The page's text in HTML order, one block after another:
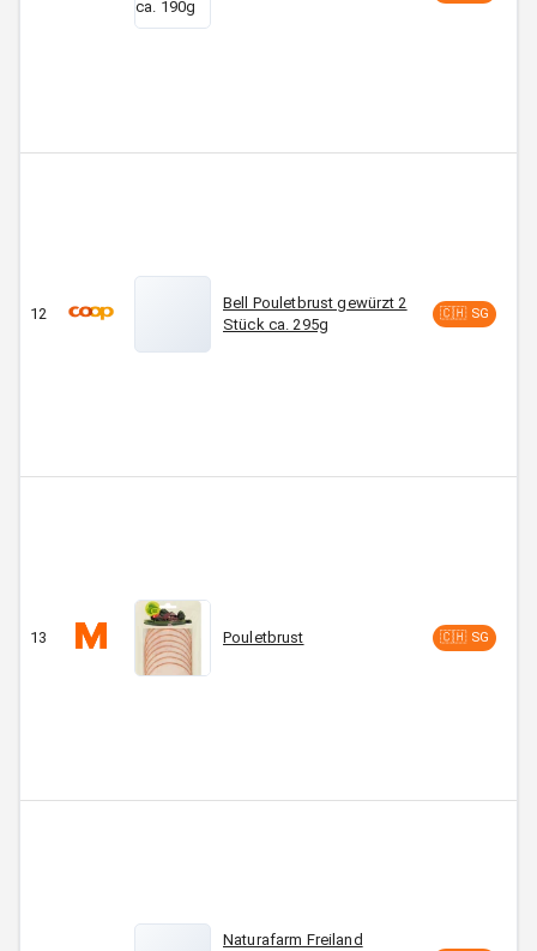
12
Bell Pouletbrust gewürzt 2
Stück ca. 295g
🇨🇭 SG
13 Pouletbrust 🇨🇭 SG
Naturafarm Freiland